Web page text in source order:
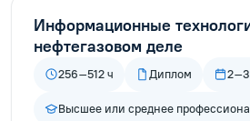
Информационные
нефтегазовом деле
256–512 ч Диплом 2–3
Высшее или среднее